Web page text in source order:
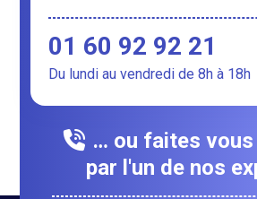
01 60 92 92 21
Du lundi au vendredi de 8h à 18h
… ou faites vous
par l'un de nos